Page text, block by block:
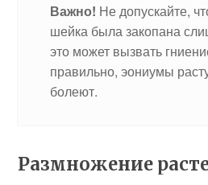
Важно! Не допускайте,
шейка была закопана
это может вызвать
правильно, эониумы
болеют.
Размножение